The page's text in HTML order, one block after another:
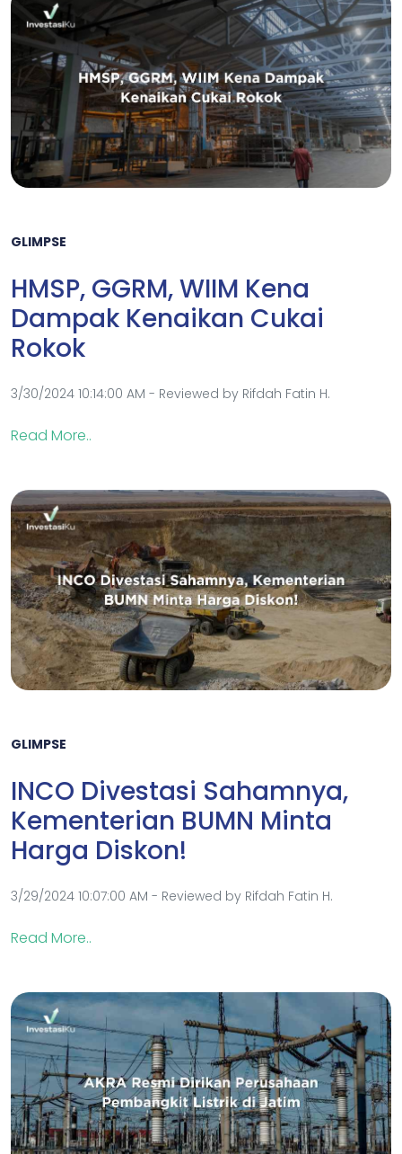
GLIMPSE
HMSP, GGRM, WIIM Kena
Dampak Kenaikan Cukai
Rokok
3/30/2024 10:14:00 AM - Reviewed by Rifdah Fatin H.
Read More..
GLIMPSE
INCO Divestasi Sahamnya,
Kementerian BUMN Minta
Harga Diskon!
3/29/2024 10:07:00 AM - Reviewed by Rifdah Fatin H.
Read More..